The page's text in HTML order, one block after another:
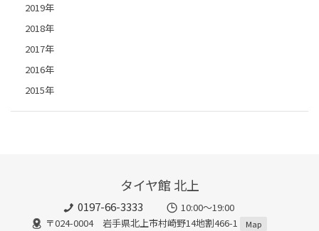
2019年
2018年
2017年
2016年
2015年
タイヤ館 北上
0197-66-3333
10:00～19:00
〒024-0004 岩手県北上市村崎野14地割466-1
Map